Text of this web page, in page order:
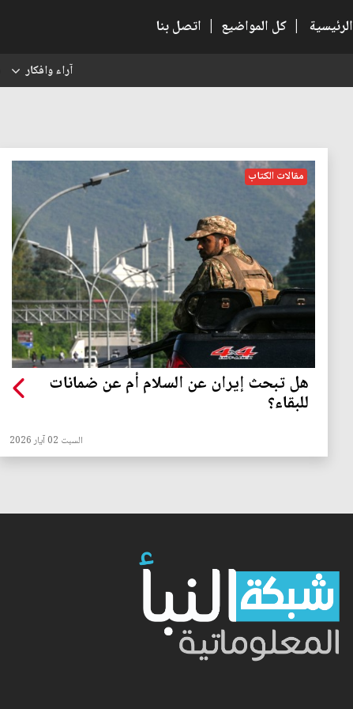
الرئيسية | كل المواضيع | اتصل بنا
آراء وافكار
مقالات الكتاب
هل تبحث إيران عن السلام أم عن ضمانات
للبقاء؟
السبت 02 آيار 2026